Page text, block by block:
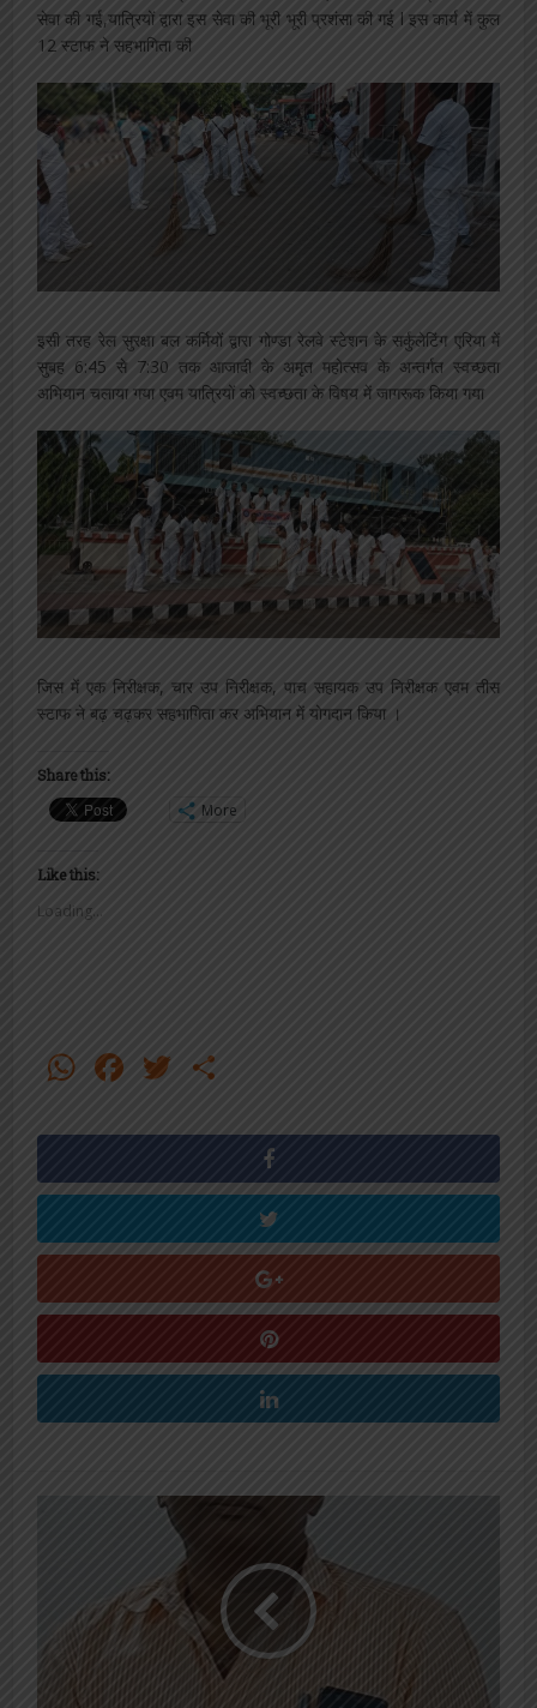
सेवा की गई,यात्रियों द्वारा इस सेवा की भूरी भूरी प्रशंसा की गई l इस कार्य में कुल
12 स्टाफ ने सहभागिता की
इसी तरह रेल सुरक्षा बल कर्मियों द्वारा गोण्डा रेलवे स्टेशन के सर्कुलेटिंग एरिया में
सुबह 6:45 से 7:30 तक आजादी के अमृत महोत्सव के अन्तर्गत स्वच्छता
अभियान चलाया गया एवम यात्रियों को स्वच्छता के विषय में जागरूक किया गया
जिस में एक निरीक्षक, चार उप निरीक्षक, पाच सहायक उप निरीक्षक एवम तीस
स्टाफ ने बढ़ चढ़कर सहभागिता कर अभियान में योगदान किया ।
Share this:
More
Like this:
Loading...
WhatsApp
Facebook
Twitter